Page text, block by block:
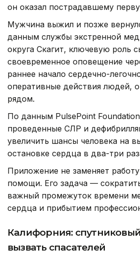
он оказал пострадавшему
Мужчина выжил и позже
данным службы экстренной
округа Скагит, ключевую роль
своевременное оповещение
раннее начало сердечно-
оперативные действия людей,
рядом.
По данным PulsePoint
проведенные СЛР и
увеличить шансы человека на
остановке сердца в два-три
Приложение не заменяет
помощи. Его задача —
важный промежуток времени
сердца и прибытием
Калифорния:
вызвать спасателей